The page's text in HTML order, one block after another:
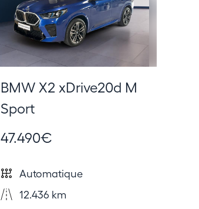
BMW X2 xDrive20d M
Sport
47.490€
Automatique
12.436 km